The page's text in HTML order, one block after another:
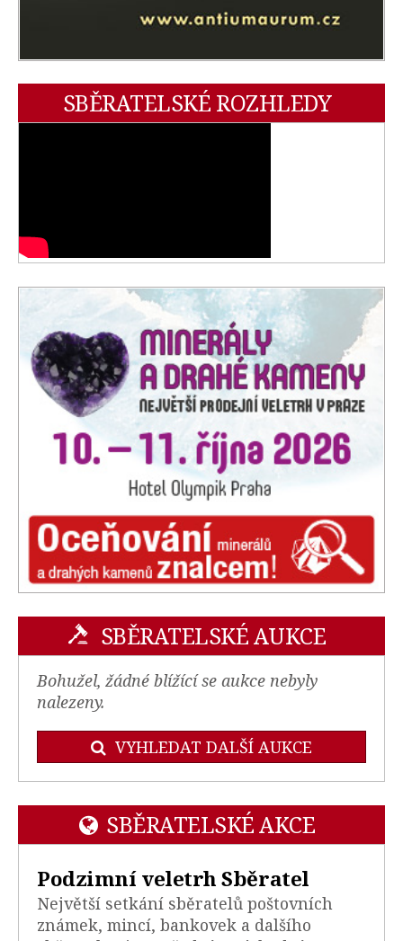
SBĚRATELSKÉ ROZHLEDY
SBĚRATELSKÉ AUKCE
Bohužel, žádné blížící se aukce nebyly
nalezeny.
VYHLEDAT DALŠÍ AUKCE
SBĚRATELSKÉ AKCE
Podzimní veletrh Sběratel
Největší setkání sběratelů poštovních
známek, mincí, bankovek a dalšího